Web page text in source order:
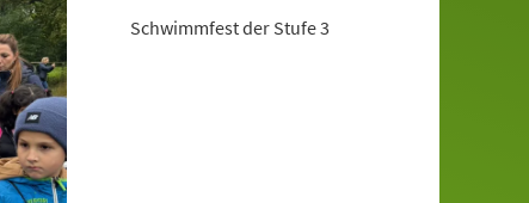
Schwimmfest der Stufe 3